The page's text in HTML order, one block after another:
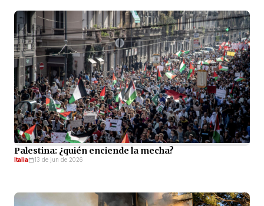
Palestina: ¿quién enciende la mecha?
Italia 13 de jun de 2026